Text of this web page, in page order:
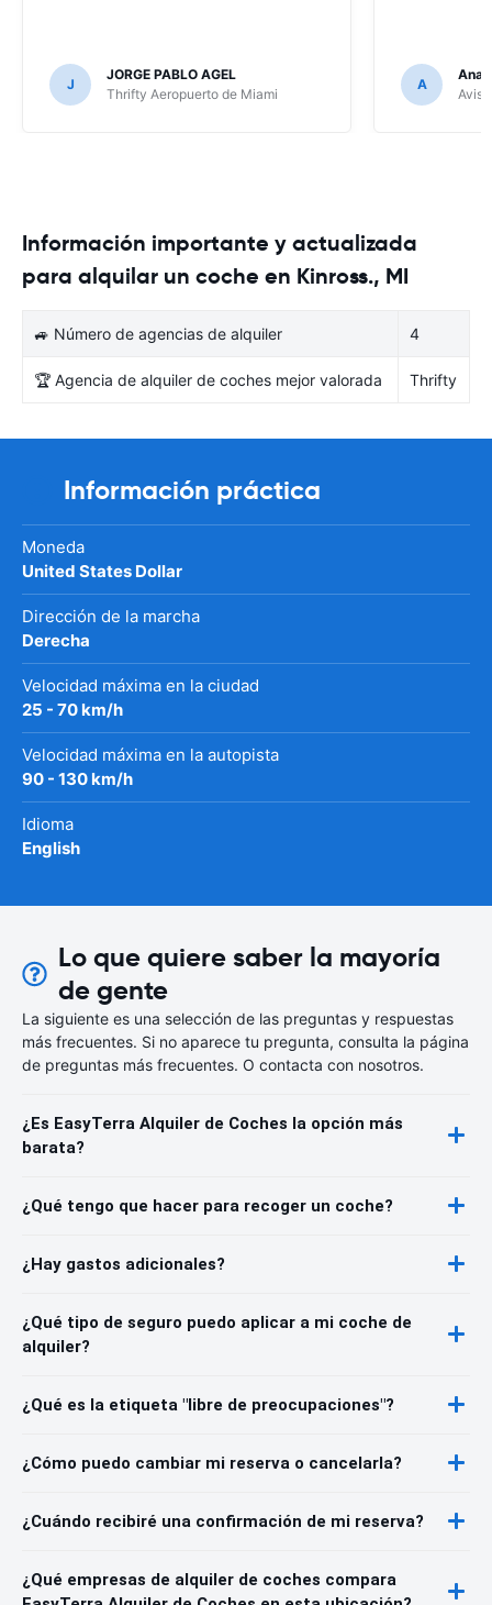
J
JORGE PABLO AGEL
Thrifty Aeropuerto de Miami
A
Ana
Avis
Información importante y actualizada
para alquilar un coche en Kinross., MI
🚙 Número de agencias de alquiler 4
🏆 Agencia de alquiler de coches mejor valorada Thrifty
Información práctica
Moneda
United States Dollar
Dirección de la marcha
Derecha
Velocidad máxima en la ciudad
25 - 70 km/h
Velocidad máxima en la autopista
90 - 130 km/h
Idioma
English
Lo que quiere saber la mayoría
de gente
La siguiente es una selección de las preguntas y respuestas
más frecuentes. Si no aparece tu pregunta, consulta la página
de preguntas más frecuentes. O contacta con nosotros.
¿Es EasyTerra Alquiler de Coches la opción más
barata?
¿Qué tengo que hacer para recoger un coche?
¿Hay gastos adicionales?
¿Qué tipo de seguro puedo aplicar a mi coche de
alquiler?
¿Qué es la etiqueta "libre de preocupaciones"?
¿Cómo puedo cambiar mi reserva o cancelarla?
¿Cuándo recibiré una confirmación de mi reserva?
¿Qué empresas de alquiler de coches compara